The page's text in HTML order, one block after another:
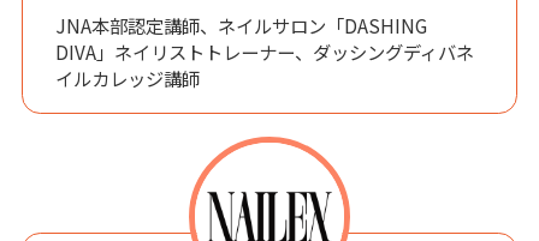
JNA本部認定講師、ネイルサロン「DASHING
DIVA」ネイリストトレーナー、ダッシングディバネ
イルカレッジ講師